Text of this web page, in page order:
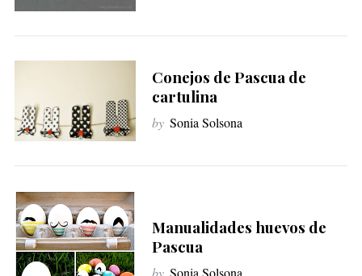
Conejos de Pascua de
cartulina
by Sonia Solsona
Manualidades huevos de
Pascua
by Sonia Solsona